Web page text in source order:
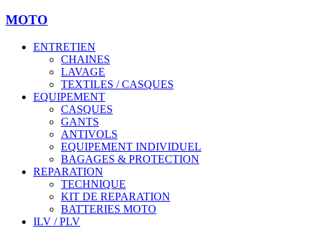
MOTO
ENTRETIEN
CHAINES
LAVAGE
TEXTILES / CASQUES
EQUIPEMENT
CASQUES
GANTS
ANTIVOLS
EQUIPEMENT INDIVIDUEL
BAGAGES & PROTECTION
REPARATION
TECHNIQUE
KIT DE REPARATION
BATTERIES MOTO
ILV / PLV